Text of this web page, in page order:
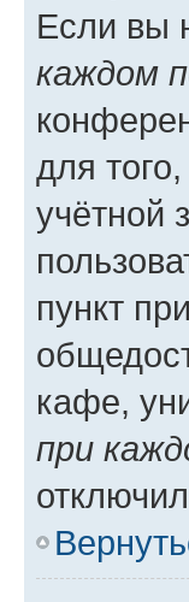
Если вы
каждом
для
учётной
пункт
кафе,
при